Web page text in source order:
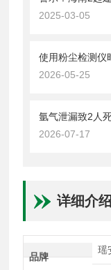
2025-03-05
使用粉尘检测仪
2026-05-25
2026-07-17
详细介绍
品牌
瑶